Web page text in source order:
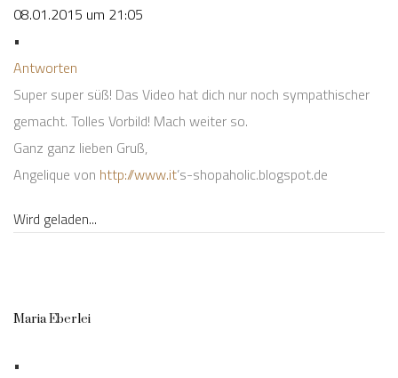
08.01.2015 um 21:05
•
Antworten
Super super süß! Das Video hat dich nur noch sympathischer
gemacht. Tolles Vorbild! Mach weiter so.
Ganz ganz lieben Gruß,
Angelique von http://www.it’s-shopaholic.blogspot.de
Wird geladen...
Maria Eberlei
•